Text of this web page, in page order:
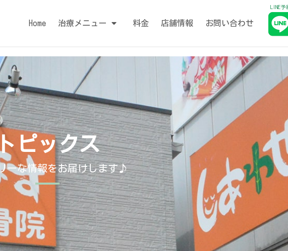
Home 治療メニュー 料金 店舗情報 お問い合わせ
LINE予
ピックス
ーな情報をお届けします♪